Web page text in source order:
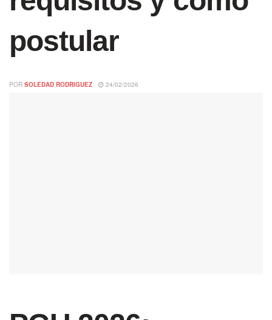
postular
POR SOLEDAD RODRIGUEZ 24/02/2026